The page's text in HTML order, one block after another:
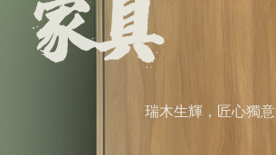
瑞木生輝，匠心獨意